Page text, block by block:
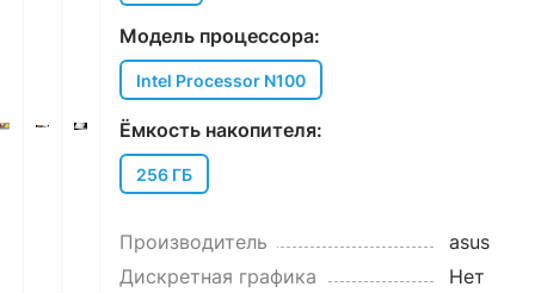
Модель процессора:
Intel Processor N100
Ёмкость накопителя:
256 ГБ
Производитель
asus
Дискретная графика
Нет